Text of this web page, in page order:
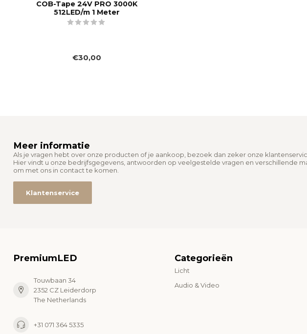
COB-Tape 24V PRO 3000K
512LED/m 1 Meter
€30,00
Meer informatie
Als je vragen hebt over onze producten of je aankoop, bezoek dan zeker onze
Hier vindt u onze bedrijfsgegevens, antwoorden op veelgestelde vragen en verschillende
om met ons in contact te komen.
Klantenservice
PremiumLED
Touwbaan 34
2352 CZ Leiderdorp
The Netherlands
+31 071 364 5335
Categorieën
Licht
Audio & Video